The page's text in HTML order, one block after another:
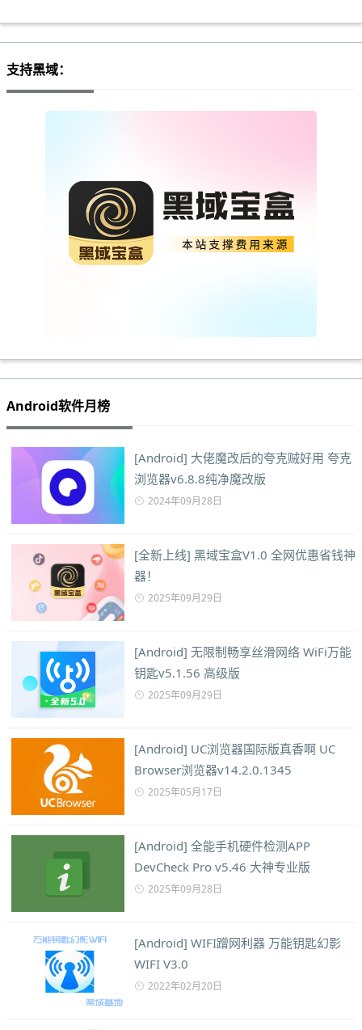
支持黑域：
Android软件月榜
[Android] 大佬魔改后的夸克贼好用 夸克
浏览器v6.8.8纯净魔改版
2024年09月28日
[全新上线] 黑域宝盒V1.0 全网优惠省钱神
器！
2025年09月29日
[Android] 无限制畅享丝滑网络 WiFi万能
钥匙v5.1.56 高级版
2025年09月29日
[Android] UC浏览器国际版真香啊 UC
Browser浏览器v14.2.0.1345
2025年05月17日
[Android] 全能手机硬件检测APP
DevCheck Pro v5.46 大神专业版
2025年09月28日
[Android] WIFI蹭网利器 万能钥匙幻影
WIFI V3.0
2022年02月20日